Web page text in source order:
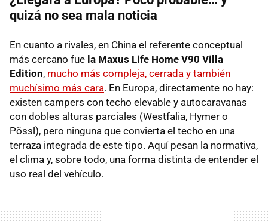
quizá no sea mala noticia
En cuanto a rivales, en China el referente conceptual
más cercano fue la Maxus Life Home V90 Villa
Edition, mucho más compleja, cerrada y también
muchísimo más cara. En Europa, directamente no hay:
existen campers con techo elevable y autocaravanas
con dobles alturas parciales (Westfalia, Hymer o
Pössl), pero ninguna que convierta el techo en una
terraza integrada de este tipo. Aquí pesan la normativa,
el clima y, sobre todo, una forma distinta de entender el
uso real del vehículo.